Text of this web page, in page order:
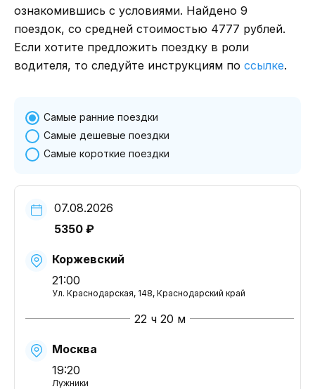
ознакомившись с условиями. Найдено 9
поездок, со средней стоимостью 4777 рублей.
Если хотите предложить поездку в роли
водителя, то следуйте инструкциям по ссылке.
Самые ранние поездки
Самые дешевые поездки
Самые короткие поездки
07.08.2026
5350 ₽
Коржевский
21:00
Ул. Краснодарская, 148, Краснодарский край
22 ч 20 м
Москва
19:20
Лужники